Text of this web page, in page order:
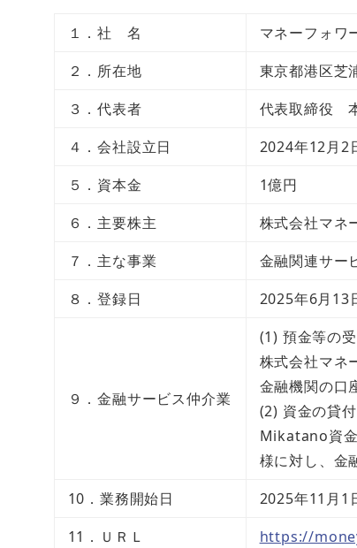
１．社 名
マネーフォワ
２．所在地
東京都港区芝
３．代表者
代表取締役
４．会社設立日
2024年12月2
５．資本金
1億円
６．主要株主
株式会社マネ
７．主な事業
金融関連サー
８．登録日
2025年6月13
９．金融サービス仲介業
(1) 預金等の
株式会社マネ
金融機関の口
(2) 資金の貸
Mikatano資
様に対し、金
10．業務開始日
2025年11月1
11．ＵＲＬ
https://